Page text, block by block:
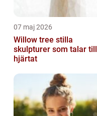
07 maj 2026
Willow tree stilla
skulpturer som talar till
hjärtat